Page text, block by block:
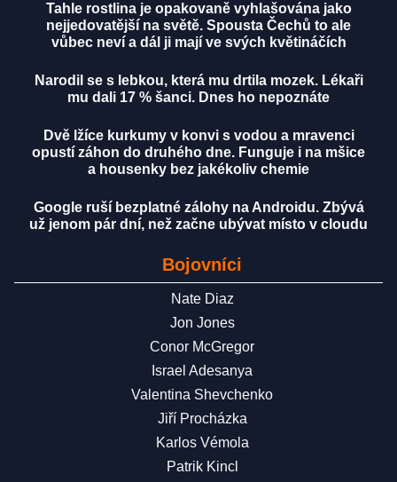
Tahle rostlina je opakovaně vyhlašována jako
nejjedovatější na světě. Spousta Čechů to ale
vůbec neví a dál ji mají ve svých květináčích
Narodil se s lebkou, která mu drtila mozek. Lékaři
mu dali 17 % šanci. Dnes ho nepoznáte
Dvě lžíce kurkumy v konvi s vodou a mravenci
opustí záhon do druhého dne. Funguje i na mšice
a housenky bez jakékoliv chemie
Google ruší bezplatné zálohy na Androidu. Zbývá
už jenom pár dní, než začne ubývat místo v cloudu
Bojovníci
Nate Diaz
Jon Jones
Conor McGregor
Israel Adesanya
Valentina Shevchenko
Jiří Procházka
Karlos Vémola
Patrik Kincl